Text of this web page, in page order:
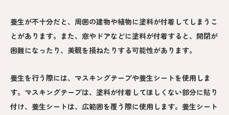
養生が不十分だと、周囲の建物や植物に塗料が付着してしまうこ
とがあります。また、窓やドアなどに塗料が付着すると、開閉が
困難になったり、美観を損ねたりする可能性があります。
養生を行う際には、マスキングテープや養生シートを使用しま
す。マスキングテープは、塗料が付着してほしくない部分に貼り
付け、養生シートは、広範囲を覆う際に使用します。養生シート